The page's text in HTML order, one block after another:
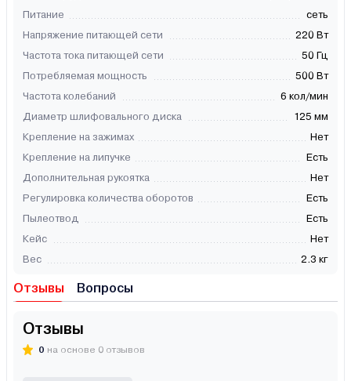
Питание
сеть
Напряжение питающей сети
220 Вт
Частота тока питающей сети
50 Гц
Потребляемая мощность
500 Вт
Частота колебаний
6 кол/мин
Диаметр шлифовального диска
125 мм
Крепление на зажимах
Нет
Крепление на липучке
Есть
Дополнительная рукоятка
Нет
Регулировка количества оборотов
Есть
Пылеотвод
Есть
Кейс
Нет
Вес
2.3 кг
Отзывы Вопросы
Отзывы
0 на основе 0 отзывов